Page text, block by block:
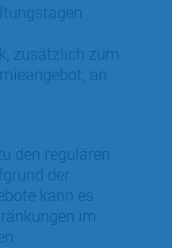
zusätzlich zum
an.
den regulären
der
kann es
im